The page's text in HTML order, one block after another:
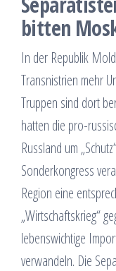
bitten
In der Republik
Transnistrien mehr
Truppen sind dort
hatten die pro-
Russland um
Sonderkongress
Region eine
„Wirtschaftskrieg“
lebenswichtige
verwandeln. Die